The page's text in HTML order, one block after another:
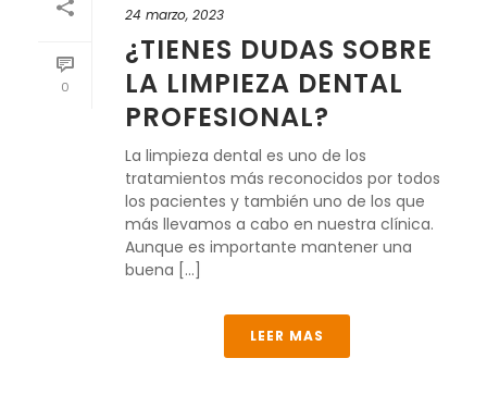
0
24 marzo, 2023
¿TIENES DUDAS SOBRE
LA LIMPIEZA DENTAL
PROFESIONAL?
La limpieza dental es uno de los
tratamientos más reconocidos por todos
los pacientes y también uno de los que
más llevamos a cabo en nuestra clínica.
Aunque es importante mantener una
buena [...]
LEER MAS